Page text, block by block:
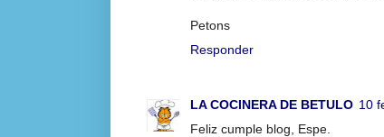
Petons
Responder
LA COCINERA DE BETULO 10
Feliz cumple blog, Espe.